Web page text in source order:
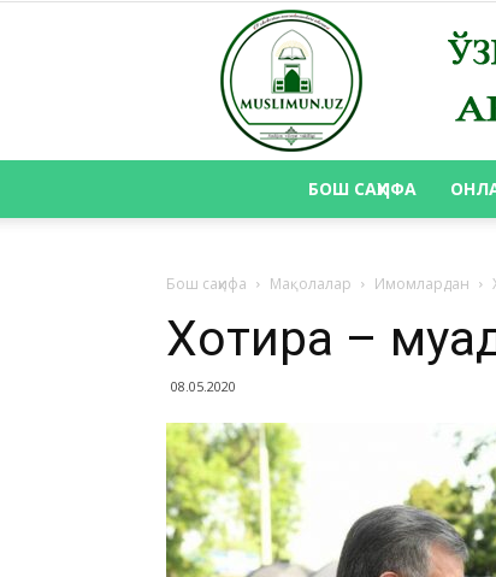
БОШ САҲИФА
Бош саҳифа Мақолалар Имомлардан
Хотира –
08.05.2020